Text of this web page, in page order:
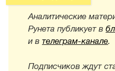
Аналитические
Рунета публикует в
и втелеграм-канале.
Подписчиков ждут